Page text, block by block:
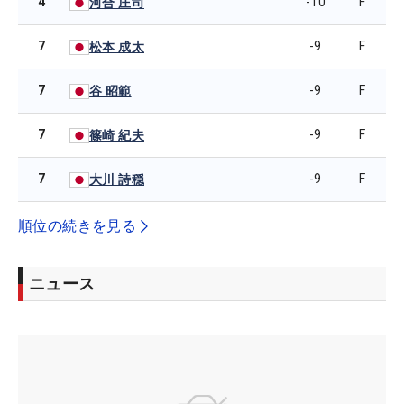
7 松本 成太 -9 F
7 谷 昭範 -9 F
7 篠崎 紀夫 -9 F
7 大川 詩穏 -9 F
順位の続きを見る
ニュース